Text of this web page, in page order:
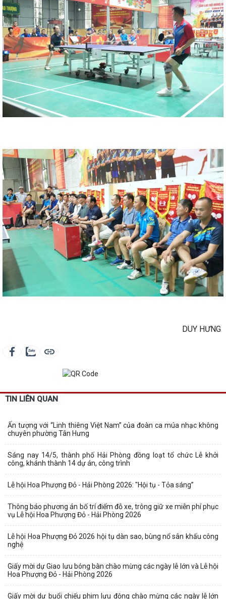
DUY HƯNG
TIN LIÊN QUAN
Ấn tượng với “Linh thiêng Việt Nam” của đoàn ca múa nhạc không
chuyên phường Tân Hưng
Sáng nay 14/5, thành phố Hải Phòng đồng loạt tổ chức Lễ khởi
công, khánh thành 14 dự án, công trình
Lễ hội Hoa Phượng Đỏ - Hải Phòng 2026: "Hội tụ - Tỏa sáng”
Thông báo phương án bố trí điểm đỗ xe, trông giữ xe miễn phí phục
vụ Lễ hội Hoa Phượng Đỏ - Hải Phòng 2026
Lễ hội Hoa Phượng Đỏ 2026 hội tụ dàn sao, bùng nổ sân khấu công
nghệ
Giấy mời dự Giao lưu bóng bàn chào mừng các ngày lễ lớn và Lễ hội
Hoa Phượng Đỏ - Hải Phòng 2026
Giấy mời dự buổi chiếu phim lưu động chào mừng các ngày lễ lớn